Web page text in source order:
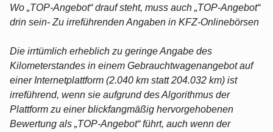
Wo „TOP-Angebot“ drauf steht, muss auch „TOP-Angebot“
drin sein- Zu irreführenden Angaben in KFZ-Onlinebörsen
Die irrtümlich erheblich zu geringe Angabe des
Kilometerstandes in einem Gebrauchtwagenangebot auf
einer Internetplattform (2.040 km statt 204.032 km) ist
irreführend, wenn sie aufgrund des Algorithmus der
Plattform zu einer blickfangmäßig hervorgehobenen
Bewertung als „TOP-Angebot“ führt, auch wenn der